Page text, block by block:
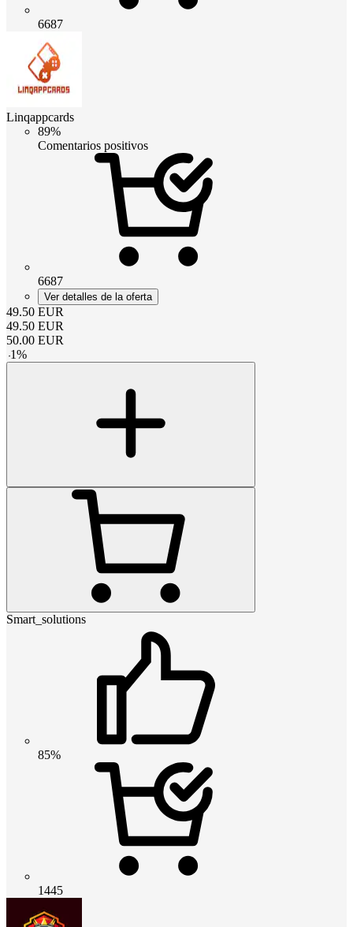
6687
Linqappcards
89%
Comentarios positivos
6687
Ver detalles de la oferta
49.50 EUR
49.50 EUR
50.00 EUR
-1%
Smart_solutions
85%
1445